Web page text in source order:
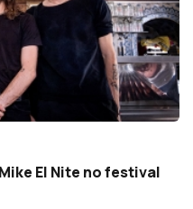
El Nite no festival